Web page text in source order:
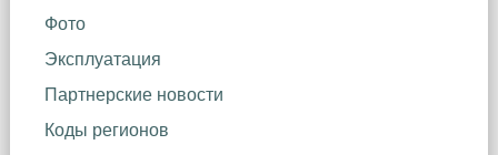
Фото
Эксплуатация
Партнерские новости
Коды регионов